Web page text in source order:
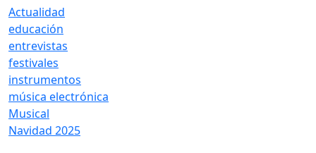
Actualidad
educación
entrevistas
festivales
instrumentos
música electrónica
Musical
Navidad 2025